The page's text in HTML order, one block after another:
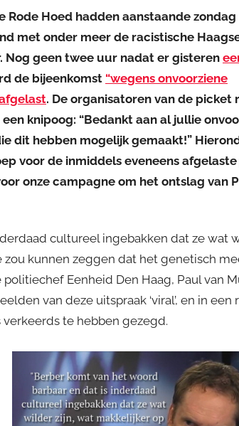
Rode Hoed hadden aanstaande zondag
met onder meer de racistische
Nog geen twee uur nadat er gisteren
de bijeenkomst “wegens onvoorziene
. De organisatoren van de picket
knipoog: “Bedankt aan al jullie
dit hebben mogelijk gemaakt!”
voor de inmiddels eveneens
onze campagne om het ontslag van
cultureel ingebakken dat ze wat
kunnen zeggen dat het genetisch
Eenheid Den Haag, Paul van
van deze uitspraak ‘viral’, en in een
te hebben gezegd.